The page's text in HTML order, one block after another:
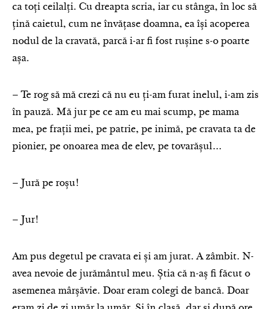
ca toți ceilalți. Cu dreapta scria, iar cu stânga, în loc să
țină caietul, cum ne învățase doamna, ea își acoperea
nodul de la cravată, parcă i-ar fi fost rușine s-o poarte
așa.
– Te rog să mă crezi că nu eu ți-am furat inelul, i-am zis
în pauză. Mă jur pe ce am eu mai scump, pe mama
mea, pe frații mei, pe patrie, pe inimă, pe cravata ta de
pionier, pe onoarea mea de elev, pe tovarășul…
– Jură pe roșu!
– Jur!
Am pus degetul pe cravata ei și am jurat. A zâmbit. N-
avea nevoie de jurământul meu. Știa că n-aș fi făcut o
asemenea mârșăvie. Doar eram colegi de bancă. Doar